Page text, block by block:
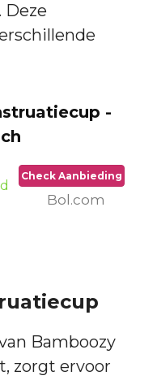
Deze
-
Check Aanbieding
Bol.com
Bamboozy
zorgt ervoor